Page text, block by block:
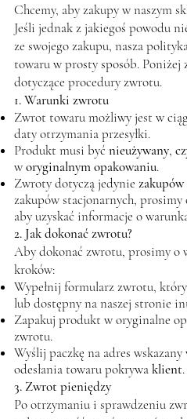
Chcemy, aby zakupy w naszym
Jeśli jednak z jakiegoś powodu
ze swojego zakupu, nasza
towaru w prosty sposób. Poniżej
dotyczące procedury zwrotu.
1. Warunki zwrotu
Zwrot towaru możliwy jest w
daty otrzymania przesyłki.
Produkt musi być nieużywany,
woryginalnym opakowaniu.
Zwroty dotyczą jedynie
zakupów stacjonarnych,
aby uzyskać informacje o
2. Jak dokonać zwrotu?
Aby dokonać zwrotu, prosimy o
kroków:
Wypełnij formularz zwrotu, który
lub dostępny na naszej stronie
Zapakuj produkt w oryginalne
zwrotu.
Wyślij paczkę na adres
odesłania towaru pokrywaklient.
3. Zwrot pieniędzy
Po otrzymaniu i sprawdzeniu